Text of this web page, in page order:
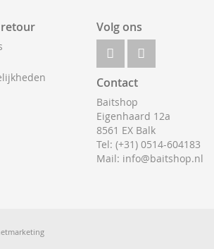
retour Volg ons
Contact
Baitshop
Eigenhaard 12a
8561 EX Balk
Tel: (+31) 0514-604183
Mail: info@baitshop.nl